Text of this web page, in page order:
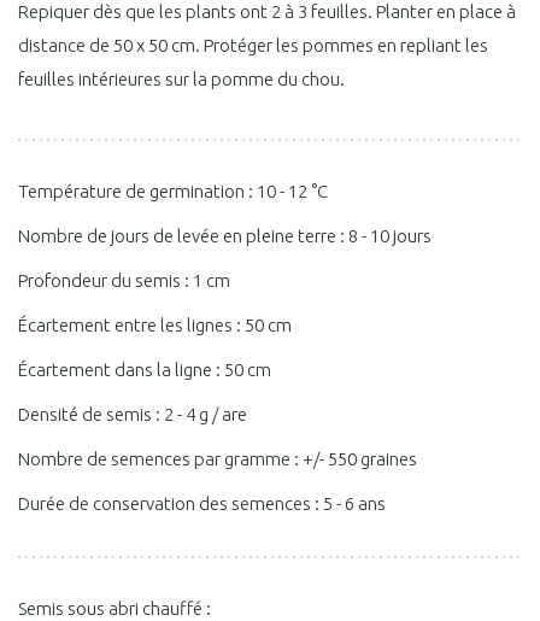
Repiquer dès que les plants ont 2 à 3 feuilles. Planter en place à
distance de 50 x 50 cm. Protéger les pommes en repliant les
feuilles intérieures sur la pomme du chou.
Température de germination : 10 - 12 °C
Nombre de jours de levée en pleine terre : 8 - 10 jours
Profondeur du semis : 1 cm
Écartement entre les lignes : 50 cm
Écartement dans la ligne : 50 cm
Densité de semis : 2 - 4 g / are
Nombre de semences par gramme : +/- 550 graines
Durée de conservation des semences : 5 - 6 ans
Semis sous abri chauffé :